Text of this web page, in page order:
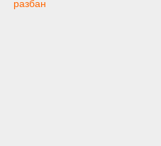
разбан